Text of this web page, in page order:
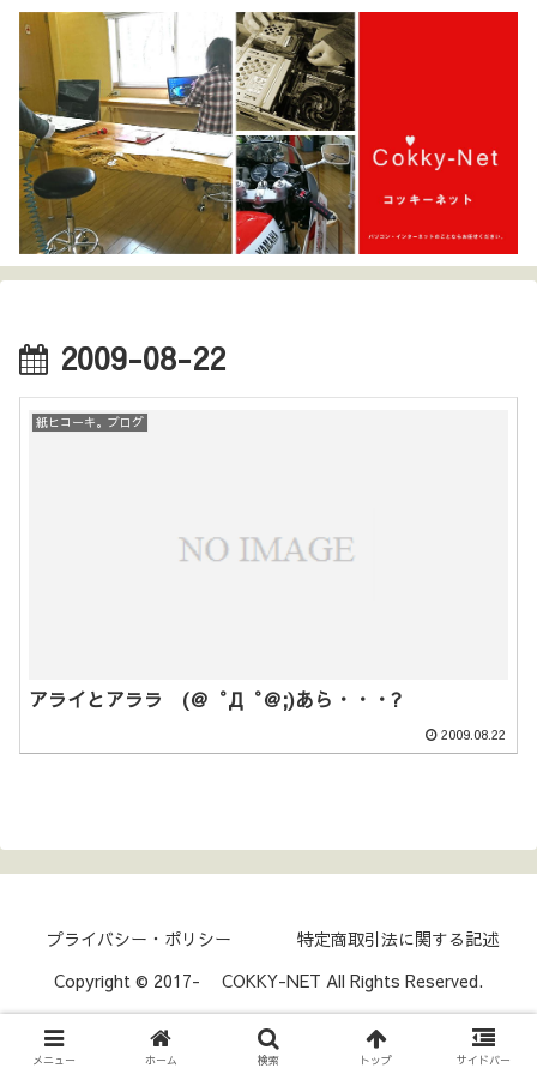
2009-08-22
紙ヒコーキ。ブログ
アライとアララ (＠゜Д゜＠;)あら・・・?
2009.08.22
プライバシー・ポリシー
特定商取引法に関する記述
Copyright © 2017- COKKY-NET All Rights Reserved.
メニュー ホーム 検索 トップ サイドバー